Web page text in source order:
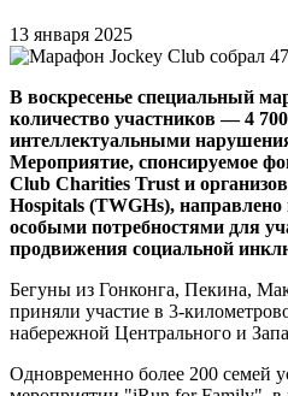
13 января 2025
В воскресенье специальный
количество участников — 4 700
интеллектуальными
Мероприятие, спонсируемое
Club Charities Trust и
Hospitals (TWGHs), направлено
особыми потребностями для
продвижения социальной
Бегуны из Гонконга, Пекина,
приняли участие в 3-
набережной Центрального и
Одновременно более 200 семей